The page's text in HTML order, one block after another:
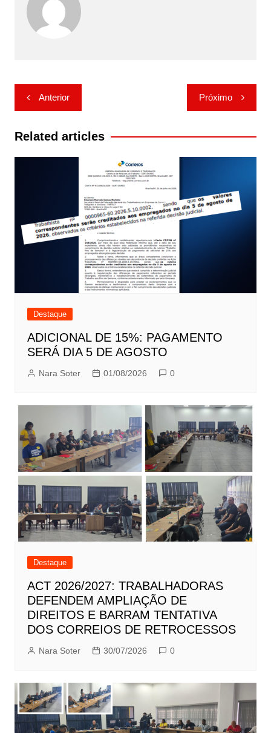
Navegação
de
Post
Anterior Próximo
Related articles
Destaque
ADICIONAL DE 15%: PAGAMENTO
SERÁ DIA 5 DE AGOSTO
Nara Soter 01/08/2026 0
Destaque
ACT 2026/2027: TRABALHADORAS
DEFENDEM AMPLIAÇÃO DE
DIREITOS E BARRAM TENTATIVA
DOS CORREIOS DE RETROCESSOS
Nara Soter 30/07/2026 0